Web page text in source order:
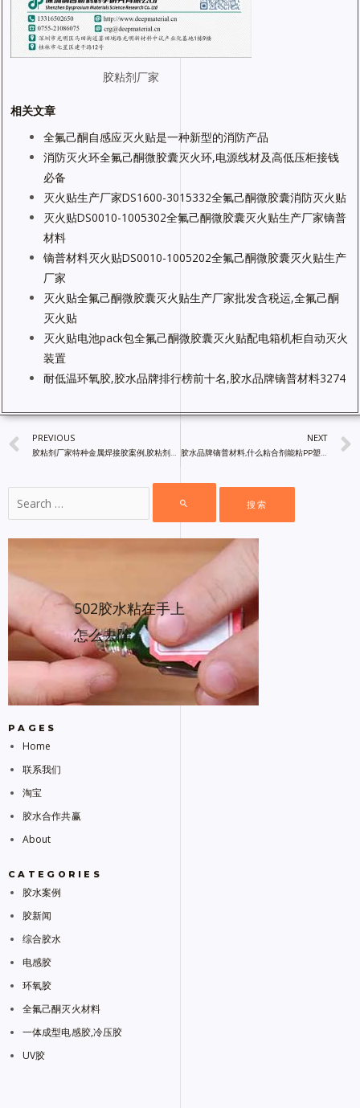
胶粘剂厂家
相关文章
全氟己酮自感应灭火贴是一种新型的消防产品
消防灭火环全氟己酮微胶囊灭火环,电源线材及高低压柜接钱
必备
灭火贴生产厂家DS1600-3015332全氟己酮微胶囊消防灭火贴
灭火贴DS0010-1005302全氟己酮微胶囊灭火贴生产厂家镝普
材料
镝普材料灭火贴DS0010-1005202全氟己酮微胶囊灭火贴生产
厂家
灭火贴全氟己酮微胶囊灭火贴生产厂家批发含税运,全氟己酮
灭火贴
灭火贴电池pack包全氟己酮微胶囊灭火贴配电箱机柜自动灭火
装置
耐低温环氧胶,胶水品牌排行榜前十名,胶水品牌镝普材料3274
PREVIOUS
胶粘剂厂家特种金属焊接胶案例,胶粘剂专业定制中国胶水批发网
NEXT
胶水品牌镝普材料,什么粘合剂能粘PP塑料,PP专用粘合剂粘！
502胶水粘在手上
怎么去除
PAGES
Home
联系我们
淘宝
胶水合作共赢
About
CATEGORIES
胶水案例
胶新闻
综合胶水
电感胶
环氧胶
全氟己酮灭火材料
一体成型电感胶,冷压胶
UV胶